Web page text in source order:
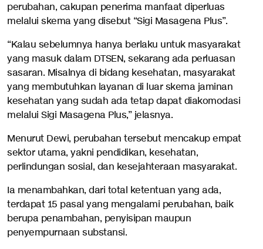
perubahan, cakupan penerima manfaat diperluas
melalui skema yang disebut “Sigi Masagena Plus”.
“Kalau sebelumnya hanya berlaku untuk masyarakat
yang masuk dalam DTSEN, sekarang ada perluasan
sasaran. Misalnya di bidang kesehatan, masyarakat
yang membutuhkan layanan di luar skema jaminan
kesehatan yang sudah ada tetap dapat diakomodasi
melalui Sigi Masagena Plus,” jelasnya.
Menurut Dewi, perubahan tersebut mencakup empat
sektor utama, yakni pendidikan, kesehatan,
perlindungan sosial, dan kesejahteraan masyarakat.
Ia menambahkan, dari total ketentuan yang ada,
terdapat 15 pasal yang mengalami perubahan, baik
berupa penambahan, penyisipan maupun
penyempurnaan substansi.